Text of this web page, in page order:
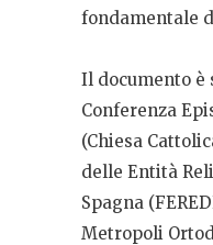
fondamentale
Il documento
Conferenza
(Chiesa
delle Entità
Spagna
Metropoli